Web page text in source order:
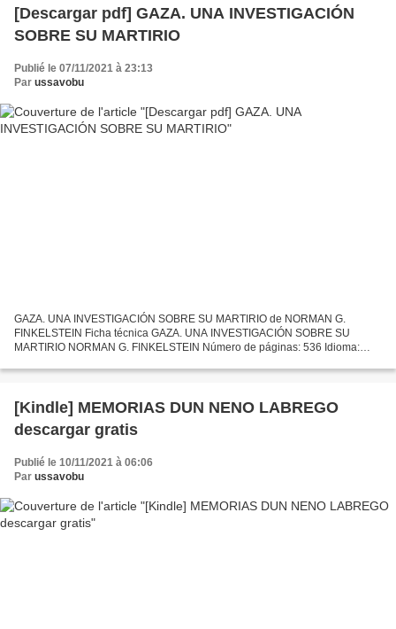
[Descargar pdf] GAZA. UNA INVESTIGACIÓN
SOBRE SU MARTIRIO
Publié le 07/11/2021 à 23:13
Par ussavobu
GAZA. UNA INVESTIGACIÓN SOBRE SU MARTIRIO de NORMAN G.
FINKELSTEIN Ficha técnica GAZA. UNA INVESTIGACIÓN SOBRE SU
MARTIRIO NORMAN G. FINKELSTEIN Número de páginas: 536 Idioma:
Editorial: SIGLO...
[Kindle] MEMORIAS DUN NENO LABREGO
descargar gratis
Publié le 10/11/2021 à 06:06
Par ussavobu